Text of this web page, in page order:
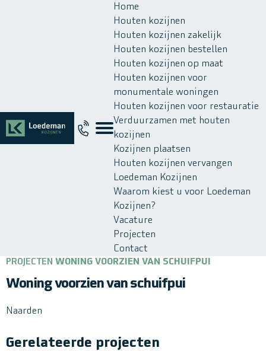
Home
Houten kozijnen
Houten kozijnen zakelijk
Houten kozijnen bestellen
Houten kozijnen op maat
Houten kozijnen voor
monumentale woningen
Houten kozijnen voor restauratie
Verduurzamen met houten
kozijnen
Kozijnen plaatsen
Houten kozijnen vervangen
Loedeman Kozijnen
Waarom kiest u voor Loedeman
Kozijnen?
Vacature
Projecten
Contact
PROJECTEN WONING VOORZIEN VAN SCHUIFPUI
Woning voorzien van schuifpui
Naarden
Gerelateerde projecten